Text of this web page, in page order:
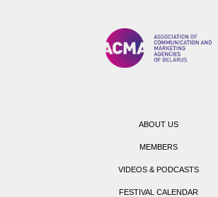
ABOUT US
MEMBERS
VIDEOS & PODCASTS
FESTIVAL CALENDAR